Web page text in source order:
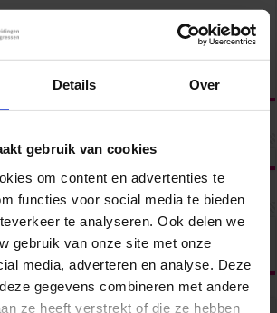
Details Over
gebruik van cookies
om content en advertenties te
functies voor social media te bieden
te analyseren. Ook delen we
gebruik van onze site met onze
media, adverteren en analyse. Deze
gegevens combineren met andere
ze heeft verstrekt of die ze hebben